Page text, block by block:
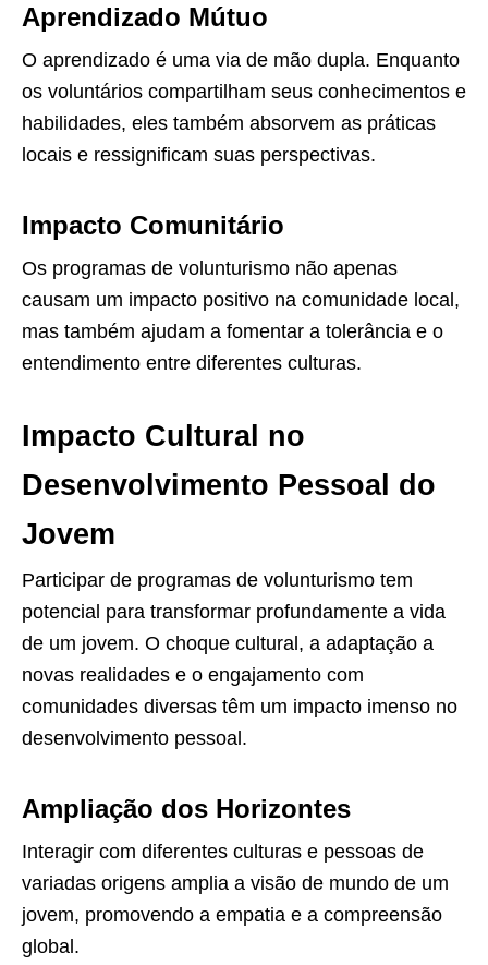
Aprendizado Mútuo
O aprendizado é uma via de mão dupla. Enquanto
os voluntários compartilham seus conhecimentos e
habilidades, eles também absorvem as práticas
locais e ressignificam suas perspectivas.
Impacto Comunitário
Os programas de volunturismo não apenas
causam um impacto positivo na comunidade local,
mas também ajudam a fomentar a tolerância e o
entendimento entre diferentes culturas.
Impacto Cultural no
Desenvolvimento Pessoal do
Jovem
Participar de programas de volunturismo tem
potencial para transformar profundamente a vida
de um jovem. O choque cultural, a adaptação a
novas realidades e o engajamento com
comunidades diversas têm um impacto imenso no
desenvolvimento pessoal.
Ampliação dos Horizontes
Interagir com diferentes culturas e pessoas de
variadas origens amplia a visão de mundo de um
jovem, promovendo a empatia e a compreensão
global.